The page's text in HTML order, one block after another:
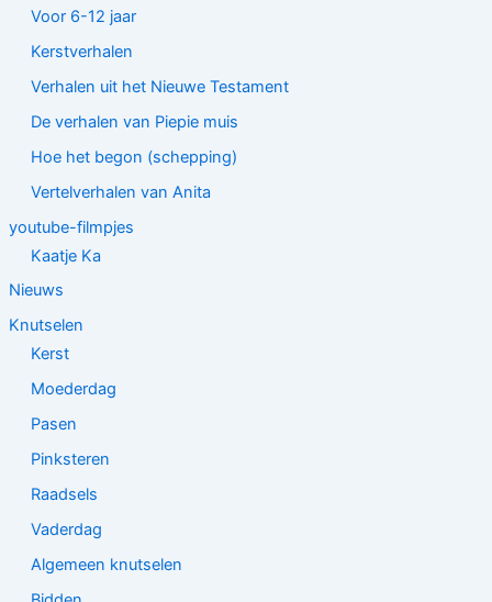
Voor 6-12 jaar
Kerstverhalen
Verhalen uit het Nieuwe Testament
De verhalen van Piepie muis
Hoe het begon (schepping)
Vertelverhalen van Anita
youtube-filmpjes
Kaatje Ka
Nieuws
Knutselen
Kerst
Moederdag
Pasen
Pinksteren
Raadsels
Vaderdag
Algemeen knutselen